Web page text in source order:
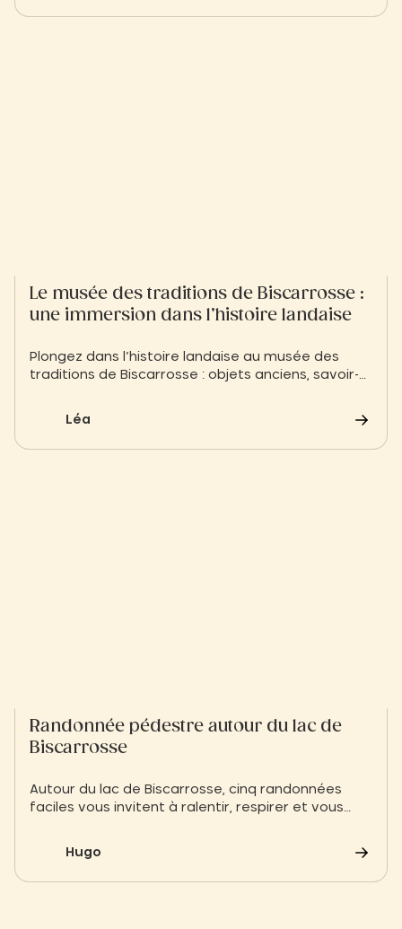
Le musée des traditions de Biscarrosse :
une immersion dans l’histoire landaise
Plongez dans l’histoire landaise au musée des
traditions de Biscarrosse : objets anciens, savoir-
attendent.
Léa
Randonnée pédestre autour du lac de
Biscarrosse
Autour du lac de Biscarrosse, cinq randonnées
faciles vous invitent à ralentir, respirer et vous
de ces boucles à explorer en solo, entre amis ou
en famille.
Hugo